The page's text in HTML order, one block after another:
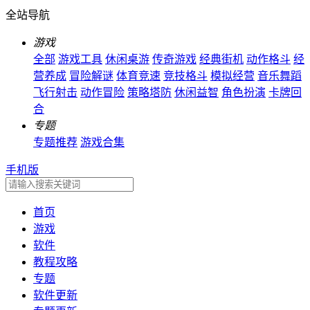
全站导航
游戏
全部 游戏工具 休闲桌游 传奇游戏 经典街机 动作格斗 经
营养成 冒险解谜 体育竞速 竞技格斗 模拟经营 音乐舞蹈
飞行射击 动作冒险 策略塔防 休闲益智 角色扮演 卡牌回
合
专题
专题推荐 游戏合集
手机版
首页
游戏
软件
教程攻略
专题
软件更新